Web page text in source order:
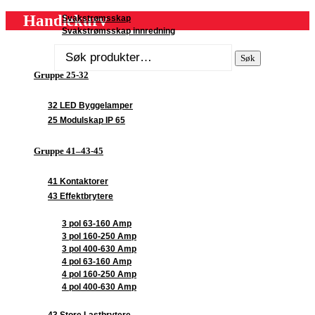
Svakstrømsskap
Svakstrømsskap innredning
Gruppe 25-32
32 LED Byggelamper
25 Modulskap IP 65
Gruppe 41–43-45
41 Kontaktorer
43 Effektbrytere
3 pol 63-160 Amp
3 pol 160-250 Amp
3 pol 400-630 Amp
4 pol 63-160 Amp
4 pol 160-250 Amp
4 pol 400-630 Amp
Handlekurv
etter:
Søk